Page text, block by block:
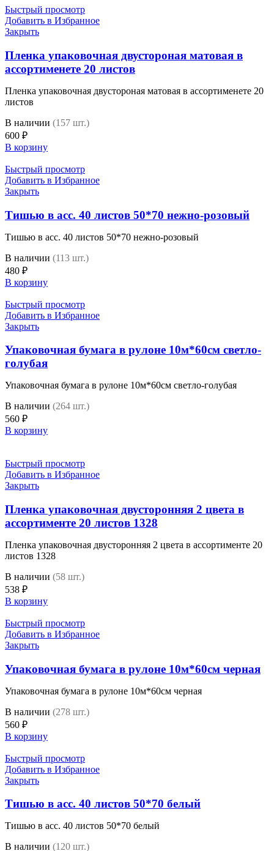
Быстрый просмотр
Добавить в Избранное
Закрыть
Пленка упаковочная двустороная матовая в
ассортименете 20 листов
Пленка упаковочная двустороная матовая в ассортименете 20
листов
В наличии (157 шт.)
600 ₽
В корзину
Быстрый просмотр
Добавить в Избранное
Закрыть
Тишью в асс. 40 листов 50*70 нежно-розовый
Тишью в асс. 40 листов 50*70 нежно-розовый
В наличии (113 шт.)
480 ₽
В корзину
Быстрый просмотр
Добавить в Избранное
Закрыть
Упаковочная бумага в рулоне 10м*60см светло-
голубая
Упаковочная бумага в рулоне 10м*60см светло-голубая
В наличии (264 шт.)
560 ₽
В корзину
Быстрый просмотр
Добавить в Избранное
Закрыть
Пленка упаковочная двусторонняя 2 цвета в
ассортименте 20 листов 1328
Пленка упаковочная двусторонняя 2 цвета в ассортименте 20
листов 1328
В наличии (58 шт.)
538 ₽
В корзину
Быстрый просмотр
Добавить в Избранное
Закрыть
Упаковочная бумага в рулоне 10м*60см черная
Упаковочная бумага в рулоне 10м*60см черная
В наличии (278 шт.)
560 ₽
В корзину
Быстрый просмотр
Добавить в Избранное
Закрыть
Тишью в асс. 40 листов 50*70 белый
Тишью в асс. 40 листов 50*70 белый
В наличии (120 шт.)